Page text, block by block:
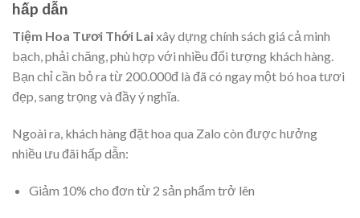
hấp dẫn
Tiệm Hoa Tươi Thới Laixây dựng chính sách giá cả minh
bạch, phải chăng, phù hợp với nhiều đối tượng khách hàng.
Bạn chỉ cần bỏ ra từ 200.000đ là đã có ngay một bó hoa tươi
đẹp, sang trọng và đầy ý nghĩa.
Ngoài ra, khách hàng đặt hoa qua Zalo còn được hưởng
nhiều ưu đãi hấp dẫn:
Giảm 10% cho đơn từ 2 sản phẩm trở lên